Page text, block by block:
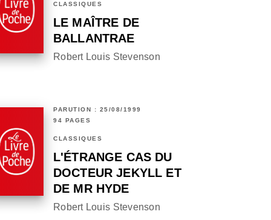
CLASSIQUES
LE MAÎTRE DE
BALLANTRAE
Robert Louis Stevenson
PARUTION : 25/08/1999
94 PAGES
CLASSIQUES
L'ÉTRANGE CAS DU
DOCTEUR JEKYLL ET
DE MR HYDE
Robert Louis Stevenson